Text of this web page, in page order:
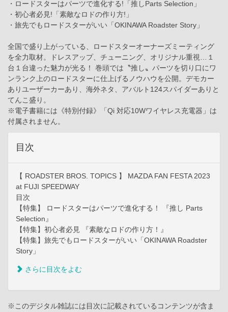
・ロードスターはパーツで進化する!「推しParts Selection」
・初心者必見!「素敵なロドの作り方!」
・旅先でもロードスターがいい「OKINAWA Roadster Story」
全国で盛り上がっている、ロードスターオーナーズミーティング
を全力取材。ドレスアップ、チューニング、オリジナル重視…１
台１台違った魅力が光る！ 巻頭では〝推し〟パーツを切り口にワ
ンランク上のロードスターに仕上げるノウハウを公開。デモカー
ありユーザーカーあり、海外ネタ、アバルト124スパイダーありと
てんこ盛り。
※電子書籍には《特別付録》「Qi 対応10Wワイヤレス充電器」は
付属されません。
目次
【 ROADSTER BROS. TOPICS 】 MAZDA FAN FESTA 2023
at FUJI SPEEDWAY
目次
【特集】 ロードスターはパーツで進化する！ 『推し Parts
Selection』
【特集】初心者必見 『素敵なロドの作り方！』
【特集】旅先でもロードスターがいい「OKINAWA Roadster
Story」
さらに目次をよむ
※このデジタル雑誌には目次に記載されているコンテンツが含ま